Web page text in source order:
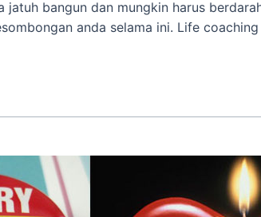
bangun dan mungkin harus
anda selama ini. Life